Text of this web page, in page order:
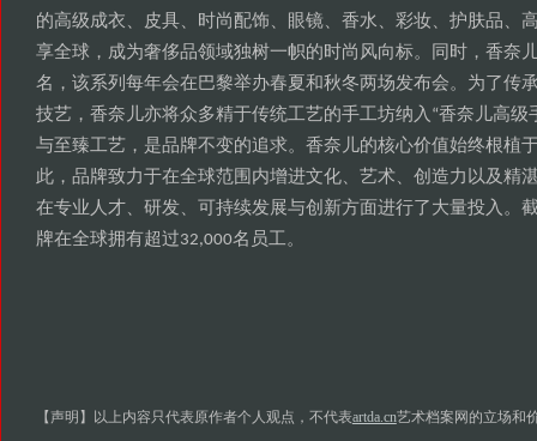
的高级成衣 、 皮具、 时尚配饰 、 眼镜、 香水 、 彩妆、 护肤品 、
享全球 ， 成为奢侈品领域独树一帜的时尚风向标。 同时， 香奈
名 ， 该系列每年会在巴黎举办春夏和秋冬两场发布会。 为了传
技艺 ， 香奈儿亦将众多精于传统工艺的手工坊纳入 “香奈儿高级
与至臻工艺 ， 是品牌不变的追求。 香奈儿的核心价值始终根植
此， 品牌致力于在全球范围内增进文化、 艺术、 创造力以及精
在专业人才、 研发、 可持续发展与创新方面进行了大量投入 。
牌在全球拥有超过32,000名员工 。
【声明】以上内容只代表原作者个人观点，不代表artda.cn艺术档案网的立场和